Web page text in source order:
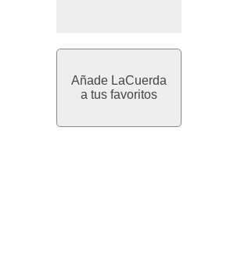
Añade LaCuerda
a tus favoritos